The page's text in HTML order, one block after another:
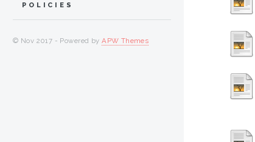
POLICIES
© Nov 2017 - Powered byAPW Themes